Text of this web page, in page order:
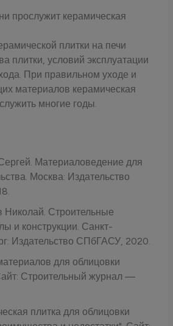
прослужит керамическая
плитки на печи
плитки, условий эксплуатации
При правильном уходе и
материалов керамическая
многие годы.
Материаловедение для
Москва: Издательство
Николай. Строительные
и конструкции. Санкт-
Издательство СПбГАСУ, 2020.
для облицовки
Строительный журнал —
плитка для облицовки